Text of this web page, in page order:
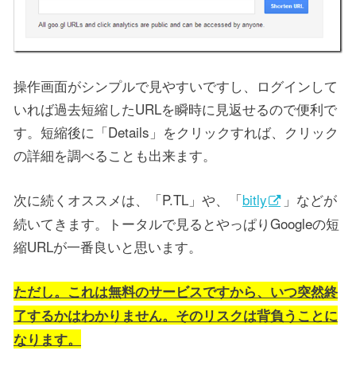
操作画面がシンプルで見やすいですし、ログインして
いれば過去短縮したURLを瞬時に見返せるので便利で
す。短縮後に「Details」をクリックすれば、クリック
の詳細を調べることも出来ます。
次に続くオススメは、「P.TL」や、「bitly
」などが
続いてきます。トータルで見るとやっぱりGoogleの短
縮URLが一番良いと思います。
ただし。これは無料のサービスですから、いつ突然終
了するかはわかりません。そのリスクは背負うことに
なります。